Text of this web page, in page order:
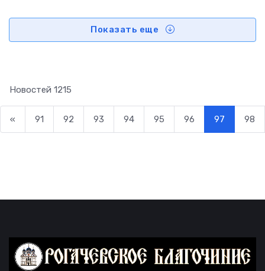
Показать еще
Новостей 1215
« 91 92 93 94 95 96 97 98